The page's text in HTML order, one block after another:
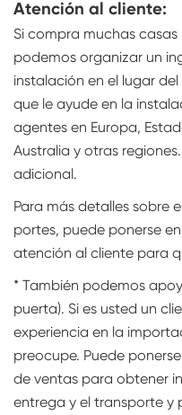
Atención al cliente:
Si compra muchas
podemos organizar un
instalación en el lugar
que le ayude en la
agentes en Europa,
Australia y otras
adicional.
Para más detalles sobre
portes, puede ponerse
atención al cliente para
* También podemos
puerta). Si es usted un
experiencia en la
preocupe. Puede
de ventas para obtener
entrega y el transporte y